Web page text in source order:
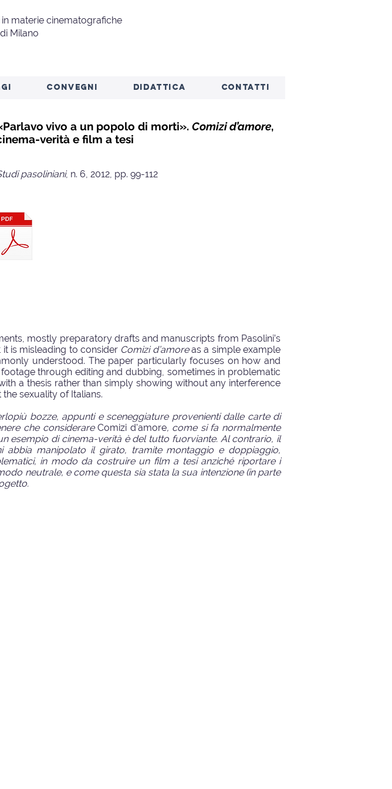
materie cinematografiche
Milano
CONVEGNI DIDATTICA CONTATTI
vivo a un popolo di morti». Comizi d’amore,
verità e film a tesi
pasoliniani, n. 6, 2012, pp. 99-112
mostly preparatory drafts and manuscripts from Pasolini’s
is misleading to consider Comizi d’amoreas a simple example
understood. The paper particularly focuses on how and
through editing and dubbing, sometimes in problematic
a thesis rather than simply showing without any interference
sexuality of Italians.
bozze, appunti e sceneggiature provenienti dalle carte di
che considerareComizi d'amore, come si fa normalmente
esempio di cinema-verità è del tutto fuorviante. Al contrario, il
abbia manipolato il girato, tramite montaggio e doppiaggio,
in modo da costruire un film a tesi anziché riportare i
neutrale, e come questa sia stata la sua intenzione (in parte